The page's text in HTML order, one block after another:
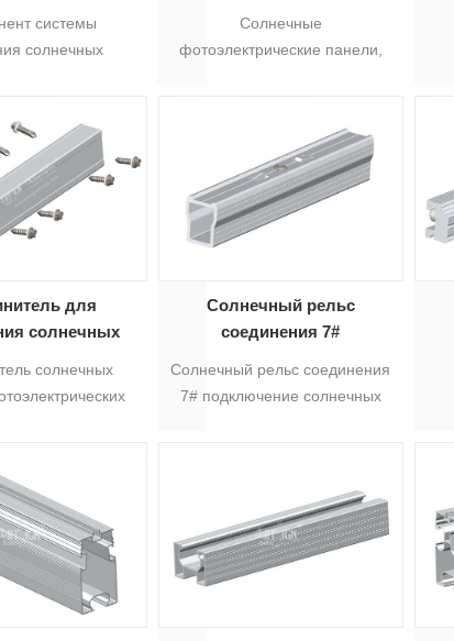
рельс 18
системы
солнечных
для монтажной
18# для
которая
2 солнечных
профиля.5
Солнечные
фотоэлектрические панели,
подходит для монтажа
солнечных панелей 16 #,
которые соединяют 2
солнечных алюминиевых
профиля.
для
солнечных
для
солнечных
для 08
Обработка
– анодирование.
нарезанный
В комплекте 8
Солнечный рельс
соединения 7#
Солнечный рельс соединения
7# подключение солнечных